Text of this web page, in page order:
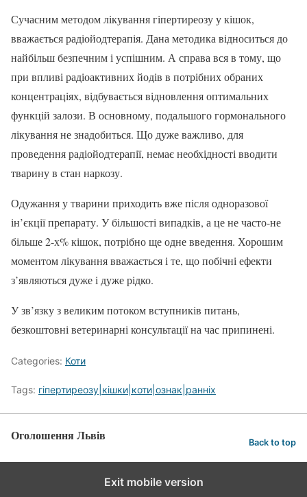
Сучасним методом лікування гіпертиреозу у кішок,
вважається радіойодтерапія. Дана методика відноситься до
найбільш безпечним і успішним. А справа вся в тому, що
при впливі радіоактивних йодів в потрібних обраних
концентраціях, відбувається відновлення оптимальних
функцій залози. В основному, подальшого гормонального
лікування не знадобиться. Що дуже важливо, для
проведення радіойодтерапії, немає необхідності вводити
тварину в стан наркозу.
Одужання у тварини приходить вже після одноразової
ін’єкції препарату. У більшості випадків, а це не часто-не
більше 2-х% кішок, потрібно ще одне введення. Хорошим
моментом лікування вважається і те, що побічні ефекти
з’являються дуже і дуже рідко.
У зв’язку з великим потоком вступників питань,
безкоштовні ветеринарні консультації на час припинені.
Categories: Коти
Tags: гіпертиреозу|кішки|коти|ознак|ранніх
Оголошення Львів Back to top
Exit mobile version